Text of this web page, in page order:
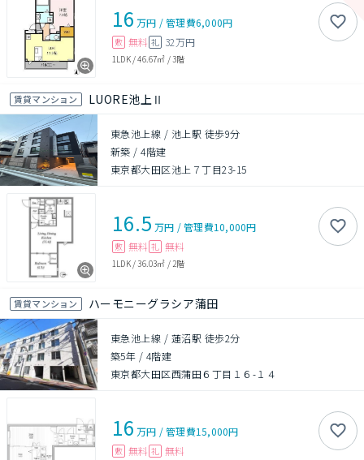
16 万円 /管理費6,000円
敷 無料 礼 32万円
1LDK/46.67㎡ /3階
賃貸マンション LUORE池上Ⅱ
東急池上線 / 池上駅 徒歩9分
新築 /4階建
東京都大田区池上７丁目23-15
16.5 万円 /管理費10,000円
敷 無料 礼 無料
1LDK/36.03㎡ / 2階
賃貸マンション ハーモニーグラシア蒲田
東急池上線 / 蓮沼駅 徒歩2分
築5年 / 4階建
東京都大田区西蒲田６丁目１６-１４
16 万円 /管理費15,000円
敷 無料 礼 無料